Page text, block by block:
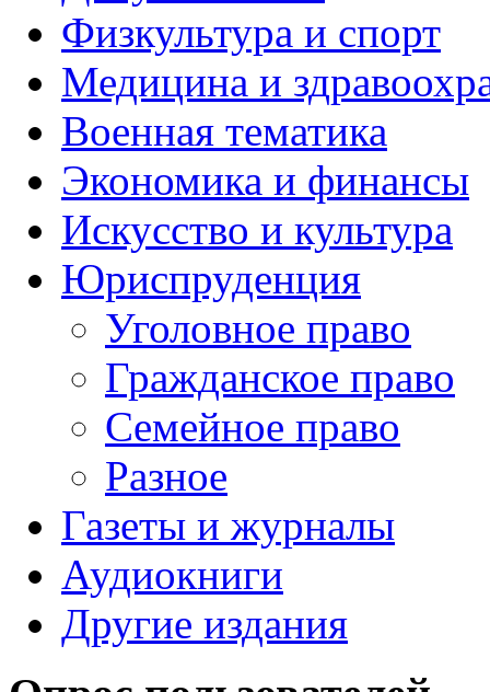
Физкультура и спорт
Медицина и
Военная тематика
Экономика и финансы
Искусство и культура
Юриспруденция
Уголовное право
Гражданское право
Семейное право
Разное
Газеты и журналы
Аудиокниги
Другие издания